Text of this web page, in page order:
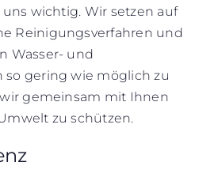
wichtig. Wir setzen auf
Reinigungsverfahren und
Wasser- und
so gering wie möglich zu
gemeinsam mit Ihnen
zu schützen.